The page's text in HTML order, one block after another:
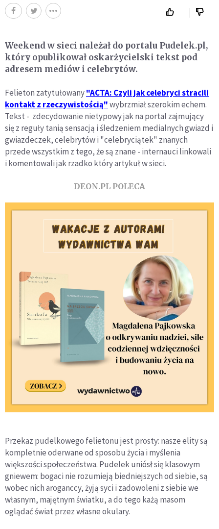
Weekend w sieci należał do portalu Pudelek.pl,
który opublikował oskarżycielski tekst pod
adresem mediów i celebrytów.
Felieton zatytułowany"ACTA: Czyli jak celebryci stracili
kontakt z rzeczywistością"wybrzmiał szerokim echem.
Tekst - zdecydowanie nietypowy jak na portal zajmujący
się z reguły tanią sensacją i śledzeniem medialnych gwiazd i
gwiazdeczek, celebrytów i "celebryciątek" znanych
przede wszystkim z tego, że są znane - internauci linkowali
i komentowali jak rzadko który artykuł w sieci.
DEON.PL POLECA
Przekaz pudelkowego felietonu jest prosty: nasze elity są
kompletnie oderwane od sposobu życia i myślenia
większości społeczeństwa. Pudelek uniósł się klasowym
gniewem: bogaci nie rozumieją biedniejszych od siebie, są
wobec nich aroganccy, żyją syci i zadowoleni z siebie we
własnym, majętnym światku, a do tego każą masom
oglądać świat przez własne okulary.